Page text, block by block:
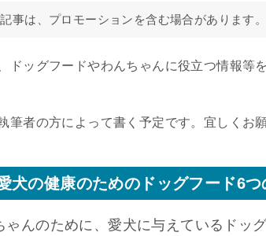
事は、プロモーションを含む場合があります。
ドッグフードやわんちゃんに役立つ情報等
筆者の方によって書く予定です。宜しくお
犬の健康のためのドッグフード6
ゃんのために、愛犬に与えているドッ